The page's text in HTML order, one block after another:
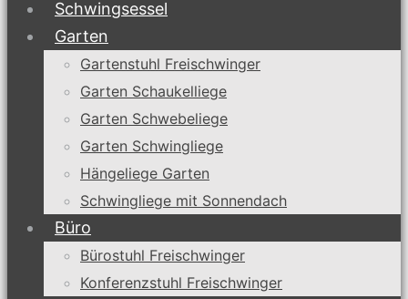
Schwingsessel
Garten
Gartenstuhl Freischwinger
Garten Schaukelliege
Garten Schwebeliege
Garten Schwingliege
Hängeliege Garten
Schwingliege mit Sonnendach
Büro
Bürostuhl Freischwinger
Konferenzstuhl Freischwinger